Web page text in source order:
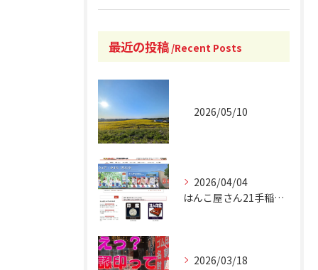
最近の投稿 Recent Posts
2026/05/10
2026/04/04
はんこ屋さん21手稲駅南口店 オフィシャルホームページリニュ...
2026/03/18